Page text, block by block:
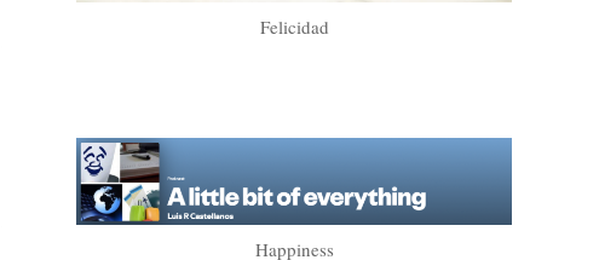
Felicidad
Happiness